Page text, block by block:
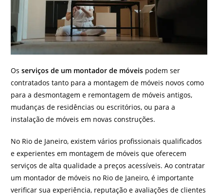
Osserviços de um montador de móveis podem ser
contratados tanto para a montagem de móveis novos como
para a desmontagem e remontagem de móveis antigos,
mudanças de residências ou escritórios, ou para a
instalação de móveis em novas construções.
No Rio de Janeiro, existem vários profissionais qualificados
e experientes em montagem de móveis que oferecem
serviços de alta qualidade a preços acessíveis. Ao contratar
um montador de móveis no Rio de Janeiro, é importante
verificar sua experiência, reputação e avaliações de clientes